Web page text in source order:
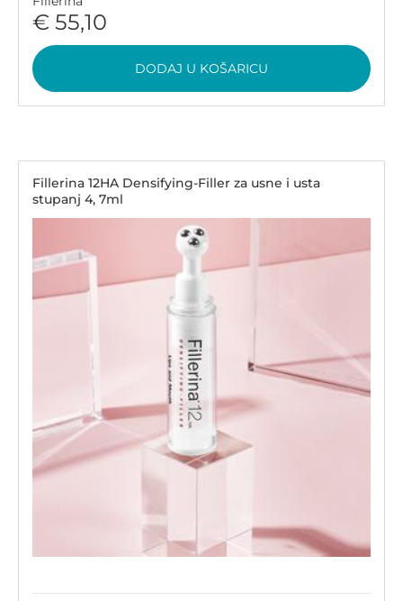
€ 55,10
DODAJ U KOŠARICU
Fillerina 12HA Densifying-Filler za usne i usta
stupanj 4, 7ml